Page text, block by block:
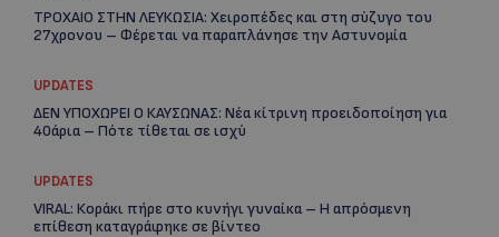
ΤΡΟΧΑΙΟ ΣΤΗΝ ΛΕΥΚΩΣΙΑ: Χειροπέδες και στη σύζυγο του
27χρονου – Φέρεται να παραπλάνησε την Αστυνομία
UPDATES
ΔΕΝ ΥΠΟΧΩΡΕΙ Ο ΚΑΥΣΩΝΑΣ: Νέα κίτρινη προειδοποίηση για
40άρια – Πότε τίθεται σε ισχύ
UPDATES
VIRAL: Κοράκι πήρε στο κυνήγι γυναίκα – Η απρόσμενη
επίθεση καταγράφηκε σε βίντεο